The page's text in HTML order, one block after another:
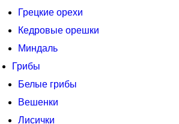
Грецкие орехи
Кедровые орешки
Миндаль
Грибы
Белые грибы
Вешенки
Лисички